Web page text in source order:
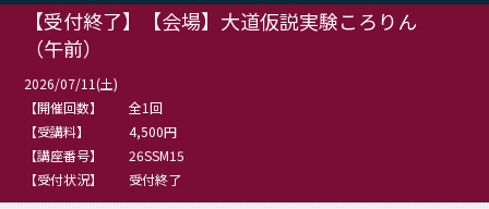
【受付終了】【会場】大道仮説実験ころりん
（午前）
2026/07/11(土)
【開催回数】
全1回
【受講料】
4,500円
【講座番号】
26SSM15
【受付状況】
受付終了